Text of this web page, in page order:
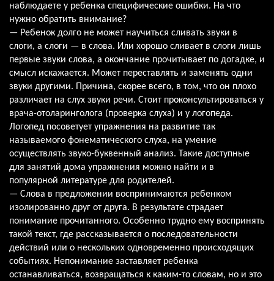
наблюдаете у ребенка специфические ошибки. На что
нужно обратить внимание?
— Ребенок долго не может научиться сливать звуки в
слоги, а слоги — в слова. Или хорошо сливает в слоги лишь
первые звуки слова, а окончание прочитывает по догадке, и
смысл искажается. Может переставлять и заменять одни
звуки другими. Причина, скорее всего, в том, что он плохо
различает на слух звуки речи. Стоит проконсультироваться у
врача-отоларинголога (проверка слуха) и у логопеда.
Логопед посоветует упражнения на развитие так
называемого фонематического слуха, на умение
осуществлять звуко-буквенный анализ. Такие доступные
для занятий дома упражнения можно найти и в
популярной литературе для родителей.
— Слова в предложении воспринимаются ребенком
изолированно друг от друга. В результате страдает
понимание прочитанного. Особенно трудно ему воспринять
такой текст, где рассказывается о последовательности
действий или о нескольких одновременно происходящих
событиях. Непонимание заставляет ребенка
останавливаться, возвращаться к каким-то словам, но и это